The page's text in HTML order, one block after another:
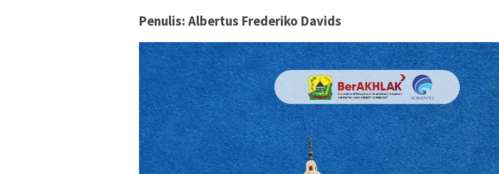
Penulis: Albertus Frederiko Davids